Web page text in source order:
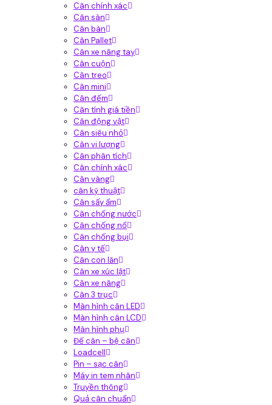
Cân chính xác
Cân sàn
Cân bàn
Cân Pallet
Cân xe nâng tay
Cân cuộn
Cân treo
Cân mini
Cân đếm
Cân tính giá tiền
Cân động vật
Cân siêu nhỏ
Cân vi lượng
Cân phân tích
Cân chính xác
Cân vàng
cân kỹ thuật
Cân sấy ẩm
Cân chống nước
Cân chống nổ
Cân chống bụi
Cân y tế
Cân con lăn
Cân xe xúc lật
Cân xe nâng
Cân 3 trục
Màn hình cân LED
Màn hình cân LCD
Màn hình phụ
Đế cân – bệ cân
Loadcell
Pin – sạc cân
Máy in tem nhãn
Truyền thông
Quả cân chuẩn